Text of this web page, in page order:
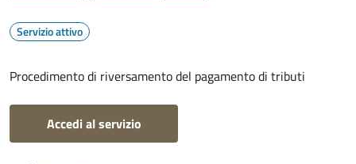
Servizio attivo
Procedimento di riversamento del pagamento di tributi
Accedi al servizio